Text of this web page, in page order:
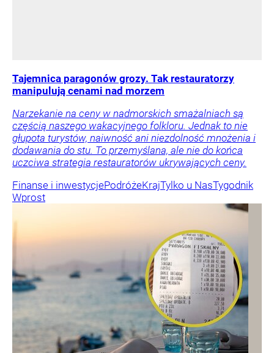
Tajemnica paragonów grozy. Tak restauratorzy
manipulują cenami nad morzem
Narzekanie na ceny w nadmorskich smażalniach są
częścią naszego wakacyjnego folkloru. Jednak to nie
głupota turystów, naiwność ani niezdolność mnożenia i
dodawania do stu. To przemyślana, ale nie do końca
uczciwa strategia restauratorów ukrywających ceny.
Finanse i inwestycjePodróżeKrajTylko u NasTygodnik
Wprost